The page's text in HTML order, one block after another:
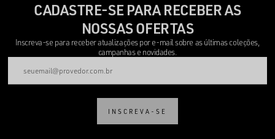
CADASTRE-SE PARA RECEBER AS
NOSSAS OFERTAS
Inscreva-se para receber atualizações por e-mail sobre as últimas coleções,
campanhas e novidades.
INSCREVA-SE